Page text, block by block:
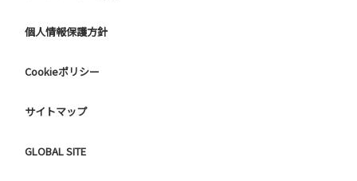
個人情報保護方針
Cookieポリシー
サイトマップ
GLOBAL SITE